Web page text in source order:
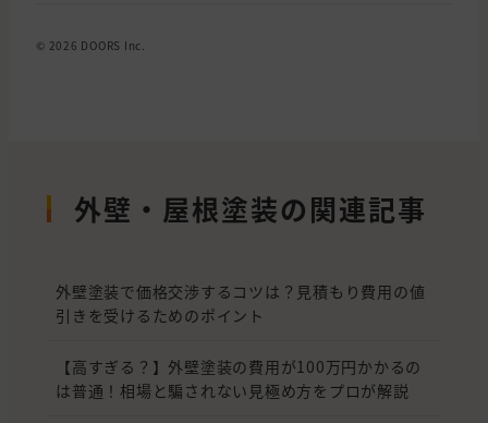
© 2026 DOORS Inc.
外壁・屋根塗装の関連記事
外壁塗装で価格交渉するコツは？見積もり費用の値
引きを受けるためのポイント
【高すぎる？】外壁塗装の費用が100万円かかるの
は普通！相場と騙されない見極め方をプロが解説